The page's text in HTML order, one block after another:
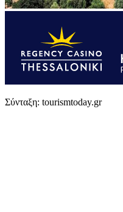
Σύνταξη: tourismtoday.gr